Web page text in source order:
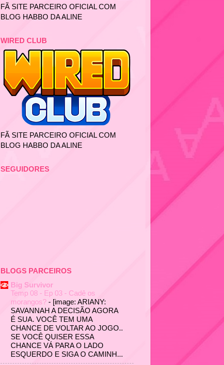
FÃ SITE PARCEIRO OFICIAL COM
BLOG HABBO DA ALINE
WIRED CLUB
FÃ SITE PARCEIRO OFICIAL COM
BLOG HABBO DA ALINE
SEGUIDORES
BLOGS PARCEIROS
Big Survivor
Temp 08 - Ep 03 - Cadê os
morangos? - [image: ARIANY:
SAVANNAH A DECISÃO AGORA
É SUA. VOCÊ TEM UMA
CHANCE DE VOLTAR AO JOGO..
SE VOCÊ QUISER ESSA
CHANCE VÁ PARA O LADO
ESQUERDO E SIGA O CAMINH...